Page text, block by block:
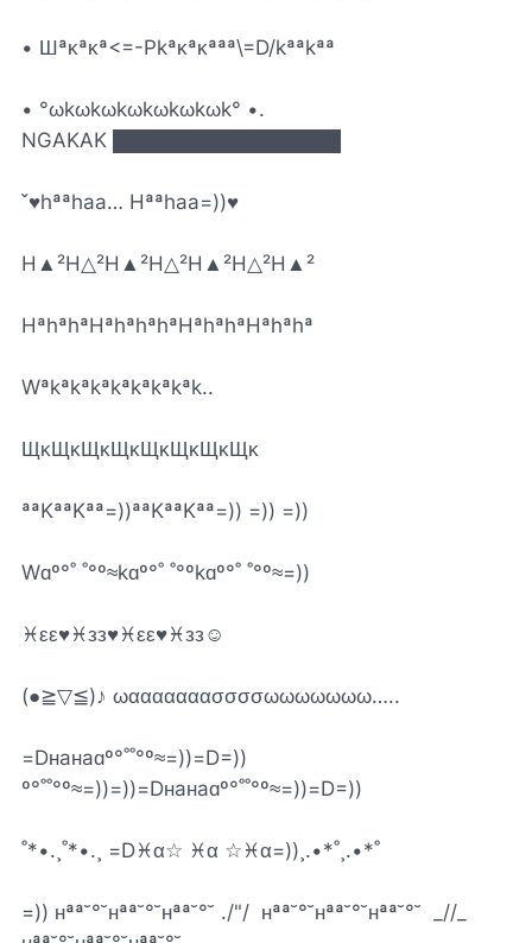
• Шªκªκª<=-Pkªκªκªªª\=D/kªªkªª
• °ωkωkωkωkωkωkωk° •.
NGAKAK ████████████████
ˇ♥hªªhaa… Hªªhaa=))♥
H▲²H△²H▲²H△²H▲²H△²H▲²
HªhªhªHªhªhªhªHªhªhªHªhªhª
Wªkªkªkªkªkªkªkªk..
ЩĸЩĸЩĸЩĸЩĸЩĸЩĸЩĸ
ªªKªªKªª=))ªªKªªKªª=)) =)) =))
Wɑº°˚ ˚°º≈kɑº°˚ ˚°ºkɑº°˚ ˚°º≈=))
♓εε♥♓зз♥♓εε♥♓зз☺
(●≧▽≦)♪ ωααααααασσσσωωωωωωω…..
=Dнaнaɑº°˚˚°º≈=))=D=))‎​
º°˚˚°º≈=))=))=Dнaнaɑº°˚˚°º≈=))=D=))
˚*•.¸˚*•.¸ =D♓α☆ ♓α ☆♓α=))¸.•*˚¸.•*˚
=)) нªª˘°˘нªª˘°˘нªª˘°˘ ./"/ ‎​‎​‎​‎​‎​ нªª˘°˘нªª˘°˘нªª˘°˘ ‎​ _//_